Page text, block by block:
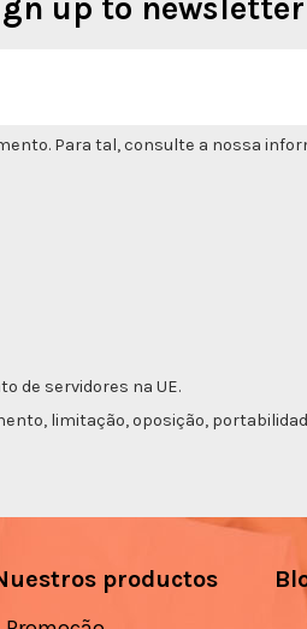
up to newsletter
Para tal, consulte a nossa
de servidores na UE.
limitação, oposição,
productos